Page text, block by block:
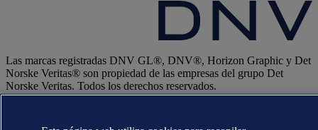
Las marcas registradas DNV GL®, DNV®, Horizon Graphic y Det
Norske Veritas® son propiedad de las empresas del grupo Det
Norske Veritas. Todos los derechos reservados.